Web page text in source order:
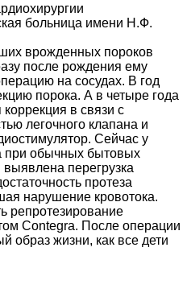
больница имени Н.Ф.
врожденных пороков
после рождения ему
на сосудах. В год
порока. А в четыре года
в связи с
легочного клапана и
Сейчас у
при обычных бытовых
выявлена перегрузка
протеза
нарушение кровотока.
репротезирование
Contegra. После операции
образ жизни, как все дети